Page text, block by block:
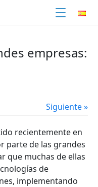
empresas:
Siguiente »
recientemente en
parte de las grandes
que muchas de ellas
de
implementando